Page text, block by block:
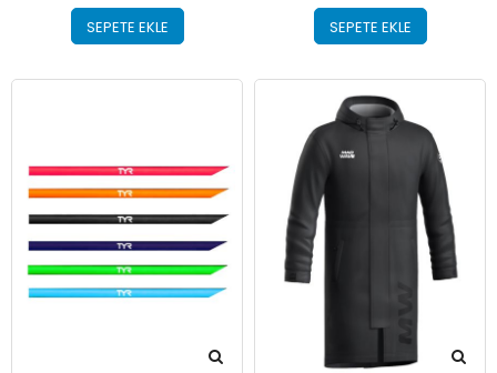
SEPETE EKLE SEPETE EKLE